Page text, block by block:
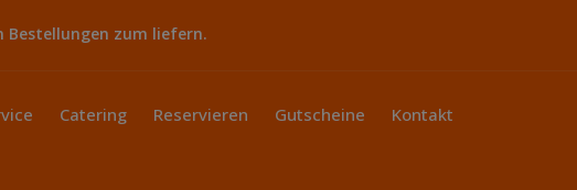
Bestellungen zum liefern.
Catering Reservieren Gutscheine Kontakt